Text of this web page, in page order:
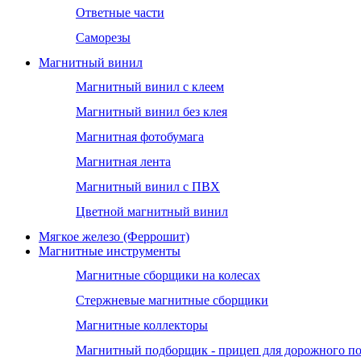
Ответные части
Саморезы
Магнитный винил
Магнитный винил с клеем
Магнитный винил без клея
Магнитная фотобумага
Магнитная лента
Магнитный винил с ПВХ
Цветной магнитный винил
Мягкое железо (Феррошит)
Магнитные инструменты
Магнитные сборщики на колесах
Стержневые магнитные сборщики
Магнитные коллекторы
Магнитный подборщик - прицеп для дорожного